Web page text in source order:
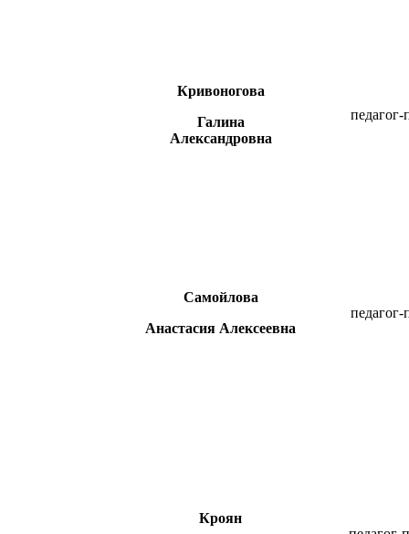
Кривоногова
Галина
Александровна
педагог-
Самойлова
Анастасия Алексеевна
педагог-
Кроян